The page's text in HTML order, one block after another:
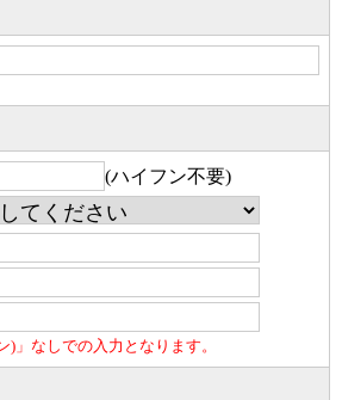
(ハイフン不要)
」なしでの入力となります。